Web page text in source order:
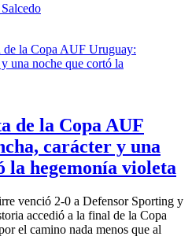
de la Copa AUF
carácter y una
la hegemonía violeta
venció 2-0 a Defensor Sporting y
accedió a la final de la Copa
el camino nada menos que al